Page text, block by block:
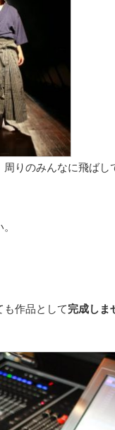
周りのみんなに飛ば
作品として完成しま